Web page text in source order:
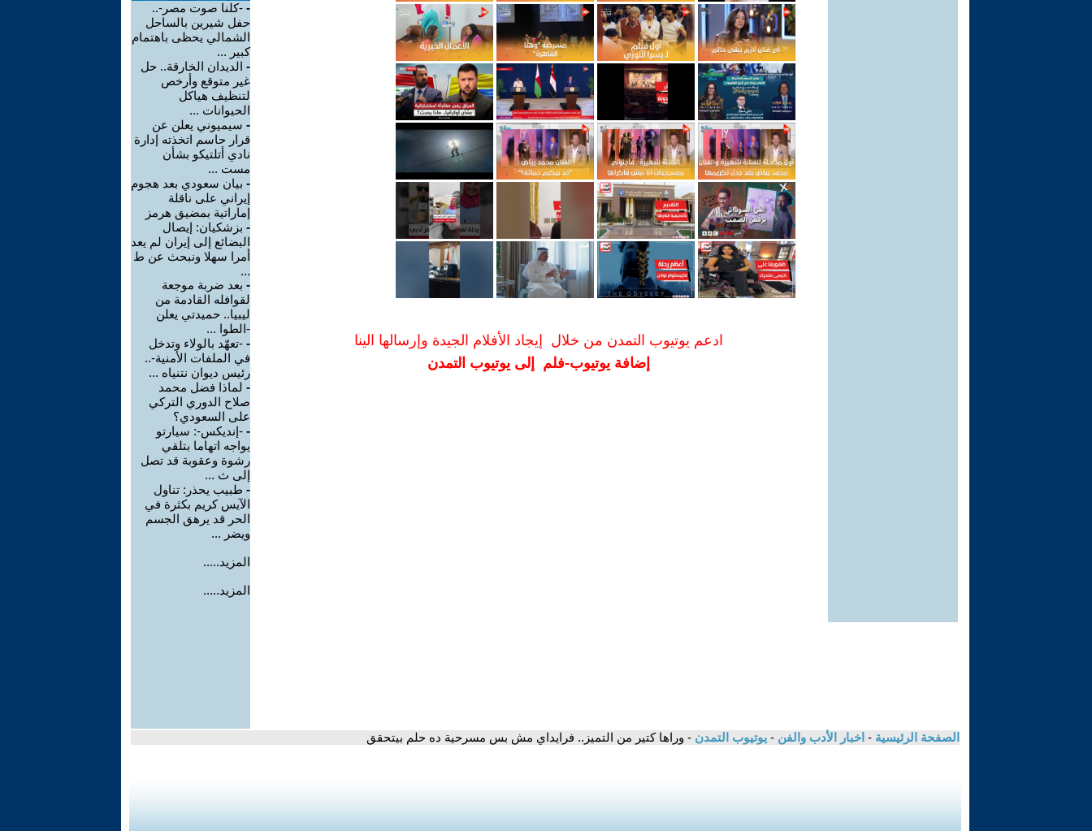
ادعم يوتيوب التمدن من خلال إيجاد الأفلام الجيدة وإرسالها الينا
إضافة يوتيوب-فلم إلى يوتيوب التمدن
- -كلنا صوت مصر-..
حفل شيرين بالساحل
الشمالي يحظى باهتمام
كبير ...
- الديدان الخارقة.. حل
غير متوقع وأرخص
لتنظيف هياكل
الحيوانات ...
- سيميوني يعلن عن
قرار حاسم اتخذته إدارة
نادي أتلتيكو بشأن
مست ...
- بيان سعودي بعد هجوم
إيراني على ناقلة
إماراتية بمضيق هرمز
- بزشكيان: إيصال
البضائع إلى إيران لم يعد
أمرا سهلا ونبحث عن ط
...
- بعد ضربة موجعة
لقوافله القادمة من
ليبيا.. حميدتي يعلن
-الطوا ...
- -تعهّد بالولاء وتدخل
في الملفات الأمنية-..
رئيس ديوان نتنياه ...
- لماذا فضل محمد
صلاح الدوري التركي
على السعودي؟
- -إنديكس-: سيارتو
يواجه اتهاما بتلقي
رشوة وعقوبة قد تصل
إلى ث ...
- طبيب يحذر: تناول
الآيس كريم بكثرة في
الحر قد يرهق الجسم
ويضر ...
المزيد.....
المزيد.....
الصفحة الرئيسية - اخبار الأدب والفن - يوتيوب التمدن - وراها كتير من التميز.. فرايداي مش بس مسرحية ده حلم بيتحقق